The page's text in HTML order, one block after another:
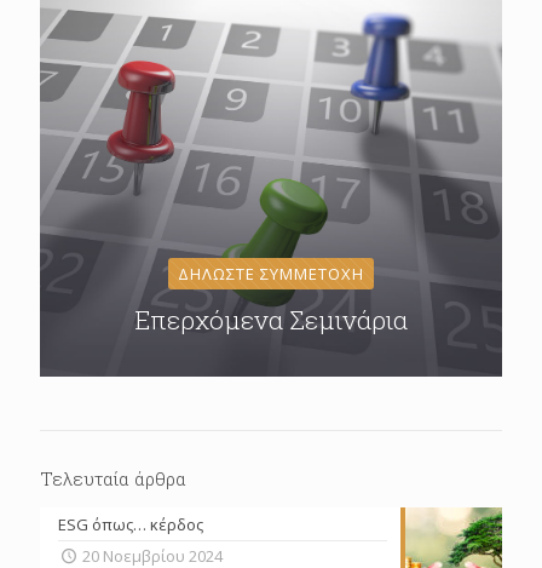
ΔΗΛΩΣΤΕ ΣΥΜΜΕΤΟΧΗ
Επερχόμενα Σεμινάρια
Τελευταία άρθρα
ESG όπως… κέρδος
20 Νοεμβρίου 2024